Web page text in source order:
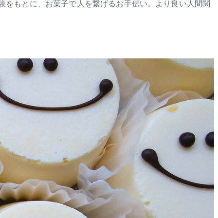
もとに、お菓子で人を繋げるお手伝い。より良い人間関